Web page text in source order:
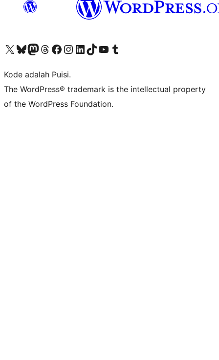
Kunjungi akun X (sebelumnya Twitter) kamiVisit our Bluesky account
Kunjungi akun Mastodon kami
Visit our Threads account
Kunjungi halaman Facebook kamiKunjungi akun Instagram kamiKunjungi akun LinkedIn kami
Visit our TikTok account
Kunjungi channel YouTube kamiVisit our Tumblr account
Kode adalah Puisi.
The WordPress® trademark is the intellectual property
of the WordPress Foundation.